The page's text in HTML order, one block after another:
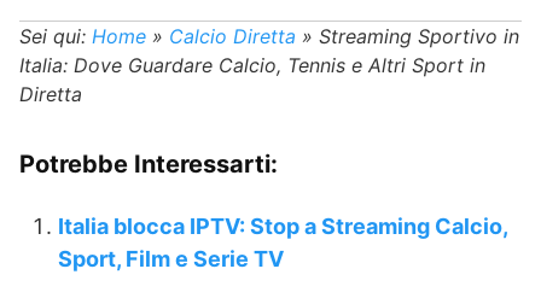
Sei qui: Home » Calcio Diretta » Streaming Sportivo in
Italia: Dove Guardare Calcio, Tennis e Altri Sport in
Diretta
Potrebbe Interessarti:
Italia blocca IPTV: Stop a Streaming Calcio,
Sport, Film e Serie TV